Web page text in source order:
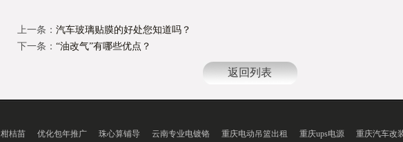
上一条： 汽车玻璃贴膜的好处您知道吗？
下一条： “油改气”有哪些优点？
返回列表
柑桔苗 优化包年推广 珠心算铺导 云南专业电镀铬 重庆电动吊篮出租 重庆ups电源 重庆汽车改